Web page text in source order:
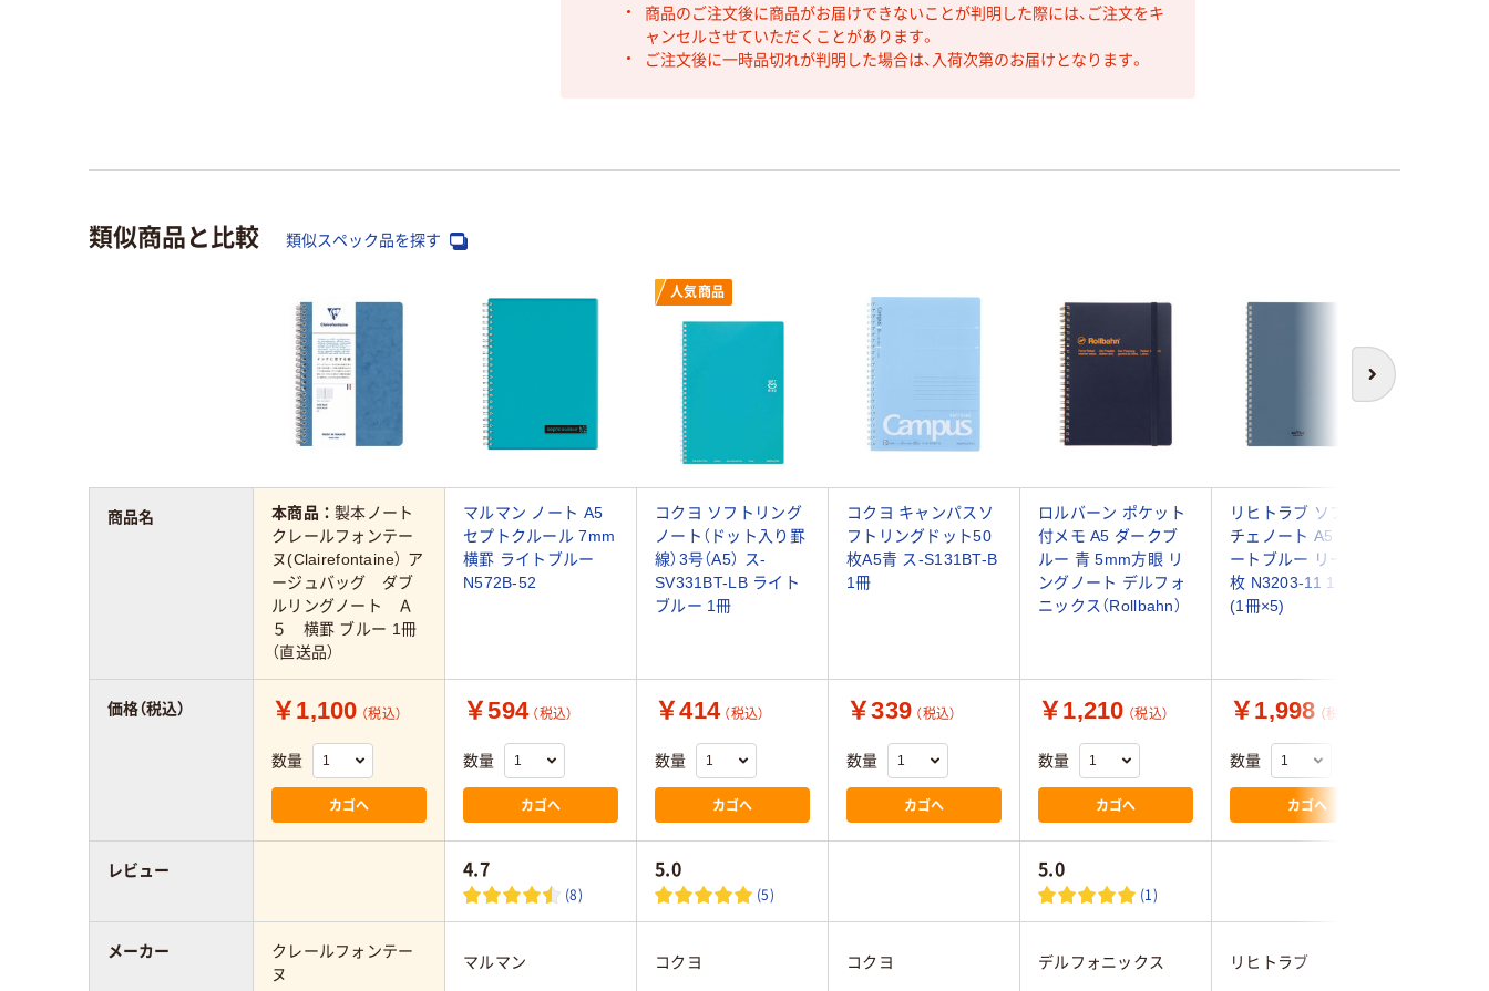
商品のご注文後に商品がお届けできないことが判明した際には、ご注文をキ
ャンセルさせていただくことがあります。
ご注文後に一時品切れが判明した場合は、入荷次第のお届けとなります。
類似商品と比較 類似スペック品を探す
次へ
人気商品
本商品：製本ノート
クレールフォンテー
ヌ(Clairefontaine） ア
ージュバッグ ダブ
ルリングノート Ａ
５ 横罫 ブルー 1冊
（直送品）
マルマン ノート A5
セプトクルール 7mm
横罫 ライトブルー
N572B-52
コクヨ ソフトリング
ノート（ドット入り罫
線）3号（A5） ス-
SV331BT-LB ライト
ブルー 1冊
コクヨ キャンパスソ
フトリングドット50
枚A5青 ス-S131BT-B
1冊
ロルバーン ポケット
付メモ A5 ダークブ
ルー 青 5mm方眼 リ
ングノート デルフォ
ニックス（Rollbahn）
リヒトラブ ソフィー
チェノート A5 スレ
ートブルー リーフ30
枚 N3203-11 1セット
(1冊×5)
￥1,100 （税込）
数量
カゴへ
￥594 （税込）
数量
カゴへ
￥414 （税込）
数量
カゴへ
￥339 （税込）
数量
カゴへ
￥1,210 （税込）
数量
カゴへ
￥1,998 （税込）
数量
カゴへ
4.7
(8)
5.0
(5)
5.0
(1)
クレールフォンテー
ヌ
マルマン コクヨ コクヨ デルフォニックス リヒトラブ
商品名
価格（税込）
レビュー
メーカー